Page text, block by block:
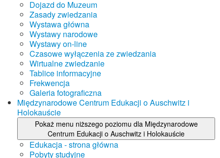
Dojazd do Muzeum
Zasady zwiedzania
Wystawa główna
Wystawy narodowe
Wystawy on-line
Czasowe wyłączenia ze zwiedzania
Wirtualne zwiedzanie
Tablice informacyjne
Frekwencja
Galeria fotograficzna
Międzynarodowe Centrum Edukacji o Auschwitz i
Holokauście
Pokaż menu niższego poziomu dla Międzynarodowe
Centrum Edukacji o Auschwitz i Holokauście
Edukacja - strona główna
Pobyty studyjne